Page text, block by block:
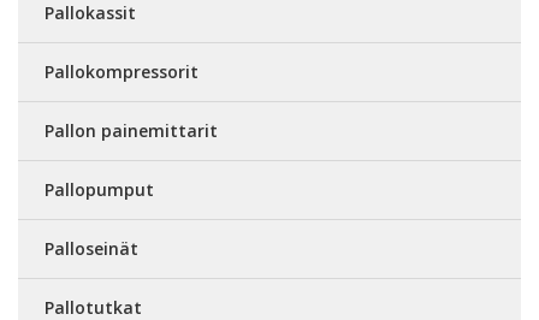
Pallokassit
Pallokompressorit
Pallon painemittarit
Pallopumput
Palloseinät
Pallotutkat